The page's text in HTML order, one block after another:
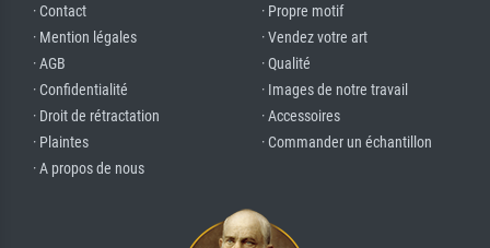
· Contact
· Mention légales
· AGB
· Confidentialité
· Droit de rétractation
· Plaintes
· A propos de nous
· Propre motif
· Vendez votre art
· Qualité
· Images de notre travail
· Accessoires
· Commander un échantillon